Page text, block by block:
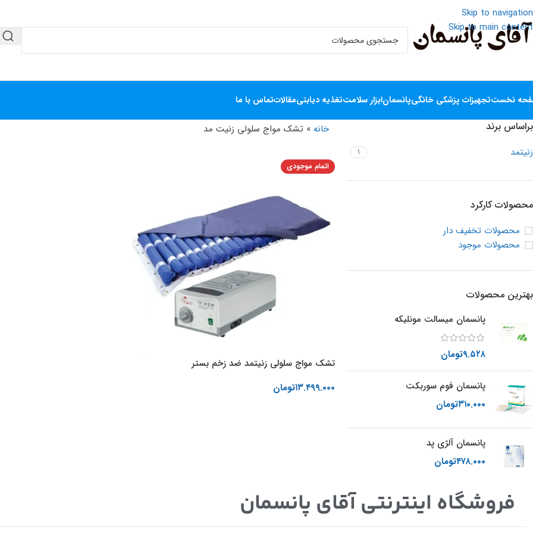
Skip to navigation
Skip to main content
نخستتجهیزات پزشکی خانگیپانسمانابزار سلامتتغذیه دیابتیمقالاتتماس با ما
براساس برند
زنیتمد 1
محصولات کارکرد
محصولات تخفیف دار
محصولات موجود
بهترین محصولات
پانسمان میسالت مونلیکه
۹.۵۲۸تومان
پانسمان فوم سوربکت
۳۱۰.۰۰۰تومان
پانسمان آلژی پد
۴۷۸.۰۰۰تومان
خانه »تشک مواج سلولی زنیت مد
اتمام موجودی
تشک مواج سلولی زنیتمد ضد زخم بستر
۱۳.۴۹۹.۰۰۰تومان
فروشگاه اینترنتی آقای پانسمان